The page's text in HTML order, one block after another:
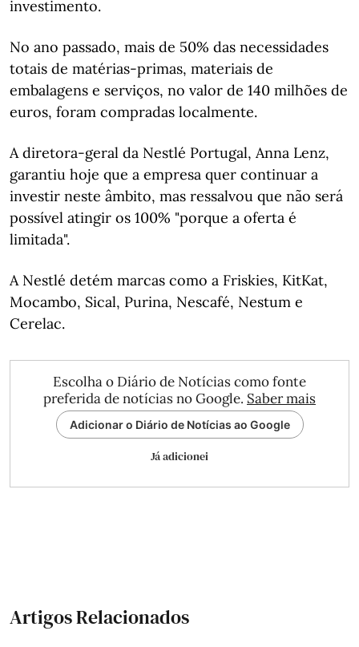
investimento.
No ano passado, mais de 50% das necessidades
totais de matérias-primas, materiais de
embalagens e serviços, no valor de 140 milhões de
euros, foram compradas localmente.
A diretora-geral da Nestlé Portugal, Anna Lenz,
garantiu hoje que a empresa quer continuar a
investir neste âmbito, mas ressalvou que não será
possível atingir os 100% "porque a oferta é
limitada".
A Nestlé detém marcas como a Friskies, KitKat,
Mocambo, Sical, Purina, Nescafé, Nestum e
Cerelac.
Escolha o Diário de Notícias como fonte
preferida de notícias no Google. Saber mais
Adicionar o Diário de Notícias ao Google
Já adicionei
Artigos Relacionados